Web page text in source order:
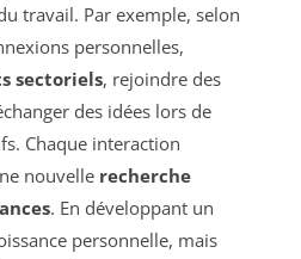
travail. Par exemple, selon
personnelles,
sectoriels, rejoindre des
des idées lors de
Chaque interaction
nouvelle recherche
. En développant un
personnelle, mais